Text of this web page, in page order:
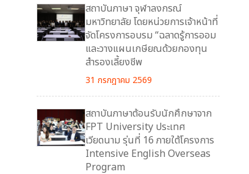
สถาบันภาษา จุฬาลงกรณ์
มหาวิทยาลัย โดยหน่วยการเจ้าหน้าที่
จัดโครงการอบรม “ฉลาดรู้การออม
และวางแผนเกษียณด้วยกองทุน
สำรองเลี้ยงชีพ
31 กรกฎาคม 2569
สถาบันภาษาต้อนรับนักศึกษาจาก
FPT University ประเทศ
เวียดนาม รุ่นที่ 16 ภายใต้โครงการ
Intensive English Overseas
Program